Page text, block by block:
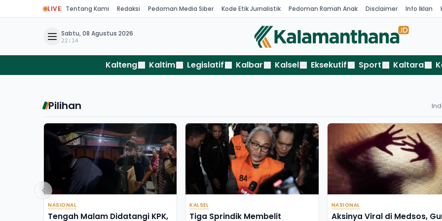
LIVE Tentang Kami Redaksi Pedoman Media Siber Kode Etik Jurnalistik Pedoman Ramah Anak Disclaimer Info Iklan
Sabtu, 08 Agustus 2026
22:14
Kalteng Kaltim Legislatif Kalbar Kalsel Eksekutif Sport Kaltara
Pilihan
NASIONAL
Tengah Malam Didatangi KPK,
KALSEL
Tiga Sprindik Membelit
NASIONAL
Aksinya Viral di Medsos,